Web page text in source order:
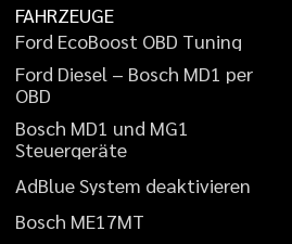
FAHRZEUGE
Ford EcoBoost OBD Tuning
Ford Diesel – Bosch MD1 per
OBD
Bosch MD1 und MG1
Steuergeräte
AdBlueSystem deaktivieren
Bosch ME17MT